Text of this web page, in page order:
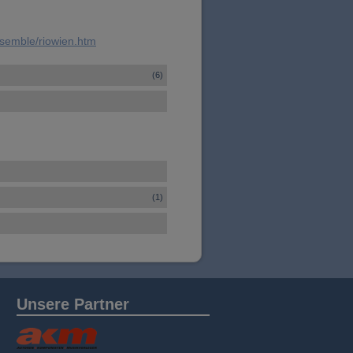
riowien.htm
(6)
(1)
Unsere Partner